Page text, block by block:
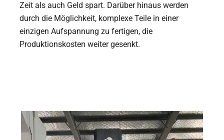
Zeit als auch Geld spart. Darüber hinaus werden
durch die Möglichkeit, komplexe Teile in einer
einzigen Aufspannung zu fertigen, die
Produktionskosten weiter gesenkt.